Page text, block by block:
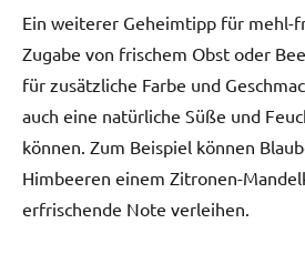
Ein weiterer Geheimtipp für mehl-
Zugabe von frischem Obst oder
für zusätzliche Farbe und
auch eine natürliche Süße und
können. Zum Beispiel können
Himbeeren einem Zitronen-
erfrischende Note verleihen.